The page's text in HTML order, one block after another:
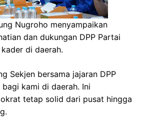
Nugroho menyampaikan
dan dukungan DPP Partai
di daerah.
Sekjen bersama jajaran DPP
kami di daerah. Ini
tetap solid dari pusat hingga